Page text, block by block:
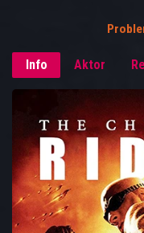
Info Aktor